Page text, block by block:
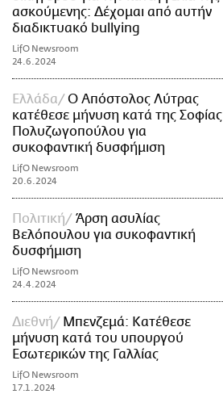
ασκούμενης: Δέχομαι από αυτήν
διαδικτυακό bullying
LifO Newsroom
24.6.2024
Ελλάδα
Ο Απόστολος Λύτρας
κατέθεσε μήνυση κατά της Σοφίας
Πολυζωγοπούλου για
συκοφαντική δυσφήμιση
LifO Newsroom
20.6.2024
Πολιτική
Άρση ασυλίας
Βελόπουλου για συκοφαντική
δυσφήμιση
LifO Newsroom
24.4.2024
Διεθνή
Μπενζεμά: Κατέθεσε
μήνυση κατά του υπουργού
Εσωτερικών της Γαλλίας
LifO Newsroom
17.1.2024